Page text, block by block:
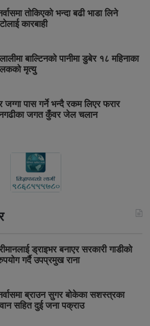
तोकिएको भन्दा बढी भाडा लिने
कारबाही
बाल्टिनको पानीमा डुबेर १८ महिनाका
मृत्यु
जग्गा पास गर्ने भन्दै रकम लिएर फरार
जगत कुँवर जेल चलान
ड्राइभर बनाएर सरकारी गाडीको
गर्दै उपप्रमुख राना
ब्राउन सुगर बोकेका सशस्त्रका
सहित दुई जना पक्राउ